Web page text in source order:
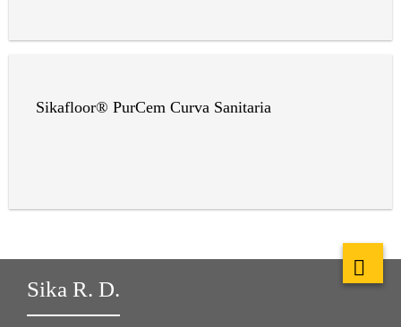
Sikafloor® PurCem Curva Sanitaria
Sika R. D.